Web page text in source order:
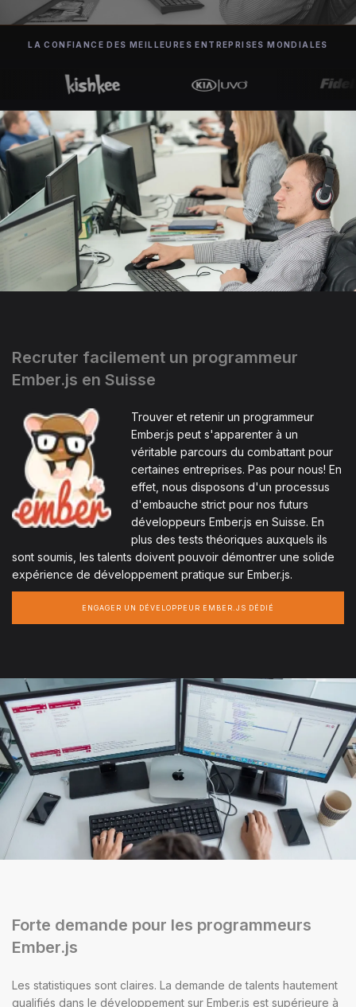
LA CONFIANCE DES MEILLEURES ENTREPRISES MONDIALES
Recruter facilement un programmeur
Ember.js en Suisse
Trouver et retenir un programmeur
Ember.js peut s'apparenter à un
véritable parcours du combattant pour
certaines entreprises. Pas pour nous! En
effet, nous disposons d'un processus
d'embauche strict pour nos futurs
développeurs Ember.js en Suisse. En
plus des tests théoriques auxquels ils
sont soumis, les talents doivent pouvoir démontrer une solide
expérience de développement pratique sur Ember.js.
ENGAGER UN DÉVELOPPEUR EMBER.JS DÉDIÉ
Forte demande pour les programmeurs
Ember.js
Les statistiques sont claires. La demande de talents hautement
qualifiés dans le développement sur Ember.js est supérieure à